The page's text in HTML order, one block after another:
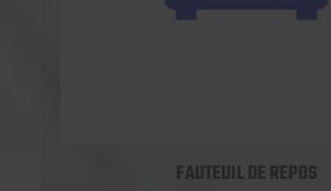
FAUTEUIL DE REPOS